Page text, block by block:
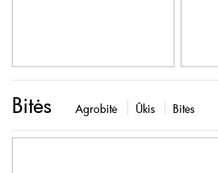
Bitės Agrobitė Ūkis Bitės